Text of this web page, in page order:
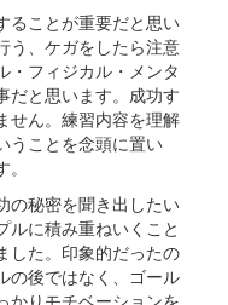
ることが重要だと思い
う、ケガをしたら注意
・フィジカル・メンタ
だと思います。成功す
せん。練習内容を理解
うことを念頭に置い
の秘密を聞き出したい
ルに積み重ねいくこと
した。印象的だったの
の後ではなく、ゴール